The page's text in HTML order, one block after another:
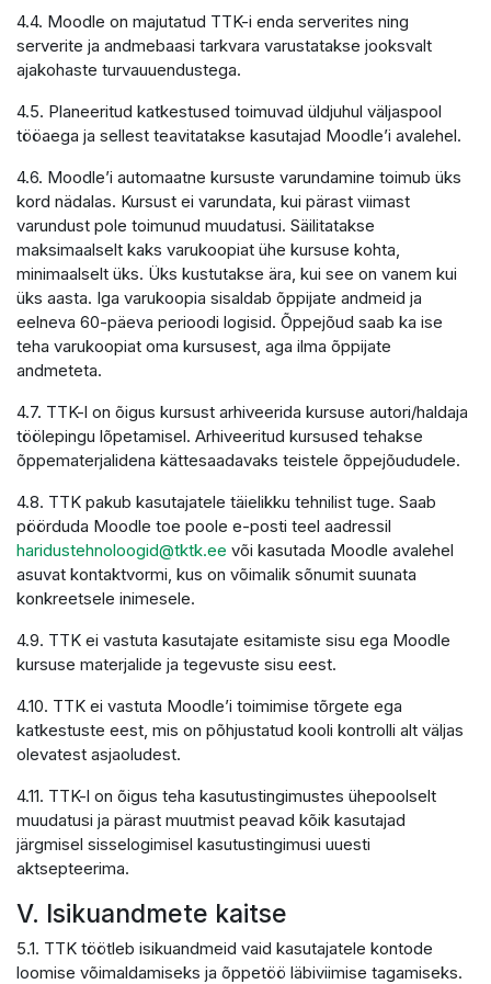
4.4. Moodle on majutatud TTK-i enda serverites ning
serverite ja andmebaasi tarkvara varustatakse jooksvalt
ajakohaste turvauuendustega.
4.5. Planeeritud katkestused toimuvad üldjuhul väljaspool
tööaega ja sellest teavitatakse kasutajad Moodle’i avalehel.
4.6. Moodle’i automaatne kursuste varundamine toimub üks
kord nädalas. Kursust ei varundata, kui pärast viimast
varundust pole toimunud muudatusi. Säilitatakse
maksimaalselt kaks varukoopiat ühe kursuse kohta,
minimaalselt üks. Üks kustutakse ära, kui see on vanem kui
üks aasta. Iga varukoopia sisaldab õppijate andmeid ja
eelneva 60-päeva perioodi logisid. Õppejõud saab ka ise
teha varukoopiat oma kursusest, aga ilma õppijate
andmeteta.
4.7. TTK-l on õigus kursust arhiveerida kursuse autori/haldaja
töölepingu lõpetamisel. Arhiveeritud kursused tehakse
õppematerjalidena kättesaadavaks teistele õppejõududele.
4.8. TTK pakub kasutajatele täielikku tehnilist tuge. Saab
pöörduda Moodle toe poole e-posti teel aadressil
haridustehnoloogid@tktk.ee või kasutada Moodle avalehel
asuvat kontaktvormi, kus on võimalik sõnumit suunata
konkreetsele inimesele.
4.9. TTK ei vastuta kasutajate esitamiste sisu ega Moodle
kursuse materjalide ja tegevuste sisu eest.
4.10. TTK ei vastuta Moodle’i toimimise tõrgete ega
katkestuste eest, mis on põhjustatud kooli kontrolli alt väljas
olevatest asjaoludest.
4.11. TTK-l on õigus teha kasutustingimustes ühepoolselt
muudatusi ja pärast muutmist peavad kõik kasutajad
järgmisel sisselogimisel kasutustingimusi uuesti
aktsepteerima.
V. Isikuandmete kaitse
5.1. TTK töötleb isikuandmeid vaid kasutajatele kontode
loomise võimaldamiseks ja õppetöö läbiviimise tagamiseks.